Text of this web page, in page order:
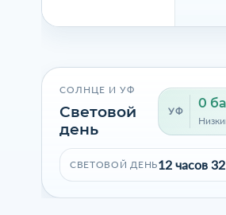
СОЛНЦЕ И УФ
Световой
день
УФ
0
СВЕТОВОЙ ДЕНЬ12 часов